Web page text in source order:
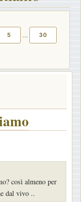
5 … 30
così almeno per
dal vivo ..